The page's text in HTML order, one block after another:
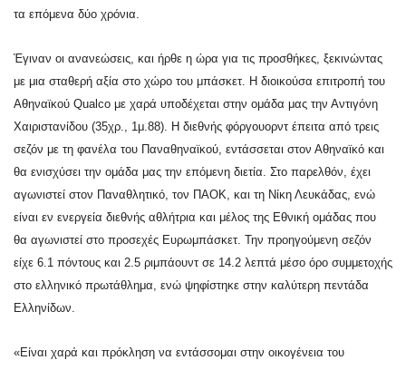
τα επόμενα δύο χρόνια.
Έγιναν οι ανανεώσεις, και ήρθε η ώρα για τις προσθήκες, ξεκινώντας
με μια σταθερή αξία στο χώρο του μπάσκετ. Η διοικούσα επιτροπή του
Αθηναϊκού Qualco με χαρά υποδέχεται στην ομάδα μας την Αντιγόνη
Χαιριστανίδου (35χρ., 1μ.88). Η διεθνής φόργουορντ έπειτα από τρεις
σεζόν με τη φανέλα του Παναθηναϊκού, εντάσσεται στον Αθηναϊκό και
θα ενισχύσει την ομάδα μας την επόμενη διετία. Στο παρελθόν, έχει
αγωνιστεί στον Παναθλητικό, τον ΠΑΟΚ, και τη Νίκη Λευκάδας, ενώ
είναι εν ενεργεία διεθνής αθλήτρια και μέλος της Εθνική ομάδας που
θα αγωνιστεί στο προσεχές Ευρωμπάσκετ. Την προηγούμενη σεζόν
είχε 6.1 πόντους και 2.5 ριμπάουντ σε 14.2 λεπτά μέσο όρο συμμετοχής
στο ελληνικό πρωτάθλημα, ενώ ψηφίστηκε στην καλύτερη πεντάδα
Ελληνίδων.
«Είναι χαρά και πρόκληση να εντάσσομαι στην οικογένεια του